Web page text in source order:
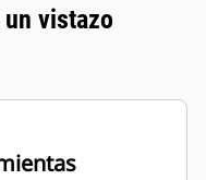
vistazo